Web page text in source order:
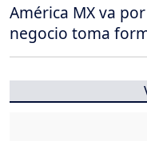
América MX va
negocio toma